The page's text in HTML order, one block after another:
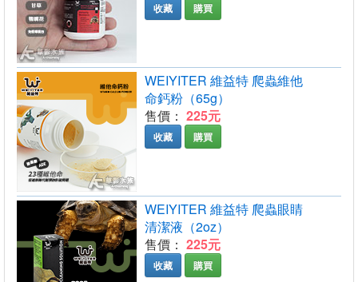
收藏 購買
WEIYITER 維益特 爬蟲維他
命鈣粉（65g）
售價： 225元
收藏 購買
WEIYITER 維益特 爬蟲眼睛
清潔液（2oz）
售價： 225元
收藏 購買